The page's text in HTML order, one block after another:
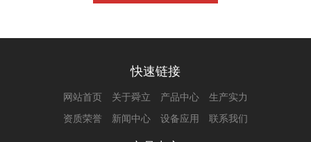
快速链接
网站首页 关于舜立 产品中心
生产实力
资质荣誉
新闻中心 设备应用 联系我们